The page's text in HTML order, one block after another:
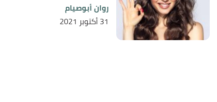
روان أبوصيام
31 أكتوبر 2021